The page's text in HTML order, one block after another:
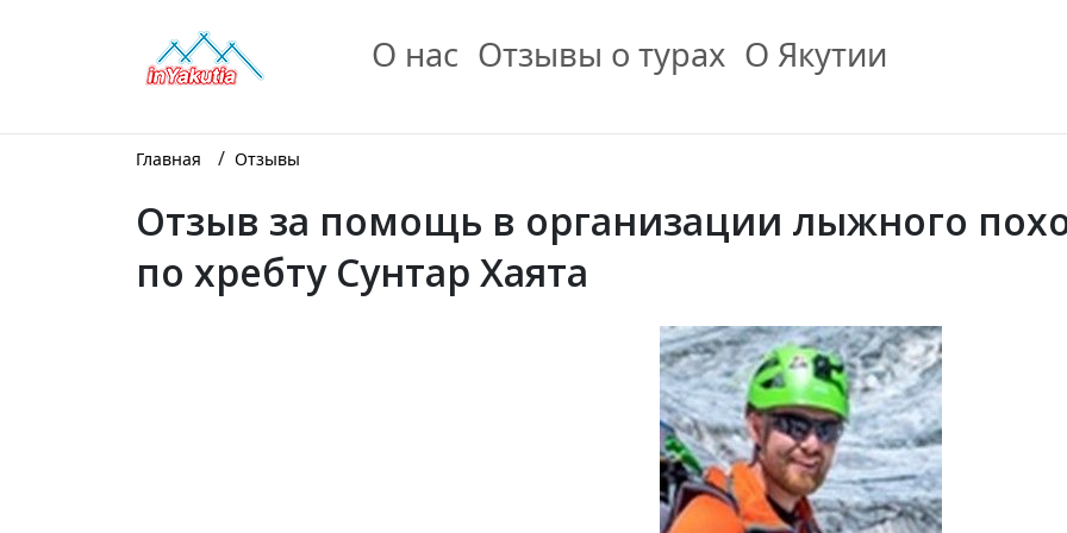
О нас Отзывы о турах О Якутии
Главная / Отзывы
Отзыв за помощь в организации лыжного
по хребту Сунтар Хаята